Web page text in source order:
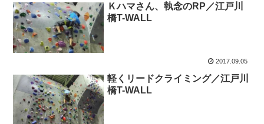
Ｋハマさん、執念のRP／江戸川
橋T-WALL
2017.09.05
軽くリードクライミング／江戸川
橋T-WALL